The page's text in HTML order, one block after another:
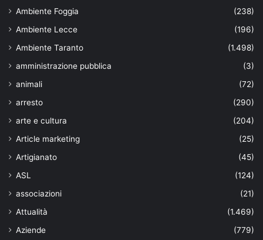
Ambiente Foggia
(238)
Ambiente Lecce
(196)
Ambiente Taranto
(1.498)
amministrazione pubblica
(3)
animali
(72)
arresto
(290)
arte e cultura
(204)
Article marketing
(25)
Artigianato
(45)
ASL
(124)
associazioni
(21)
Attualità
(1.469)
Aziende
(779)